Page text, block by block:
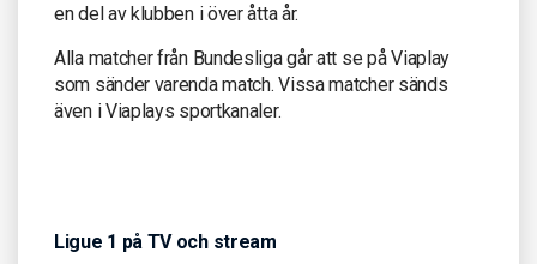
en del av klubben i över åtta år.
Alla matcher från Bundesliga går att se på Viaplay
som sänder varenda match. Vissa matcher sänds
även i Viaplays sportkanaler.
Ligue 1 på TV och stream